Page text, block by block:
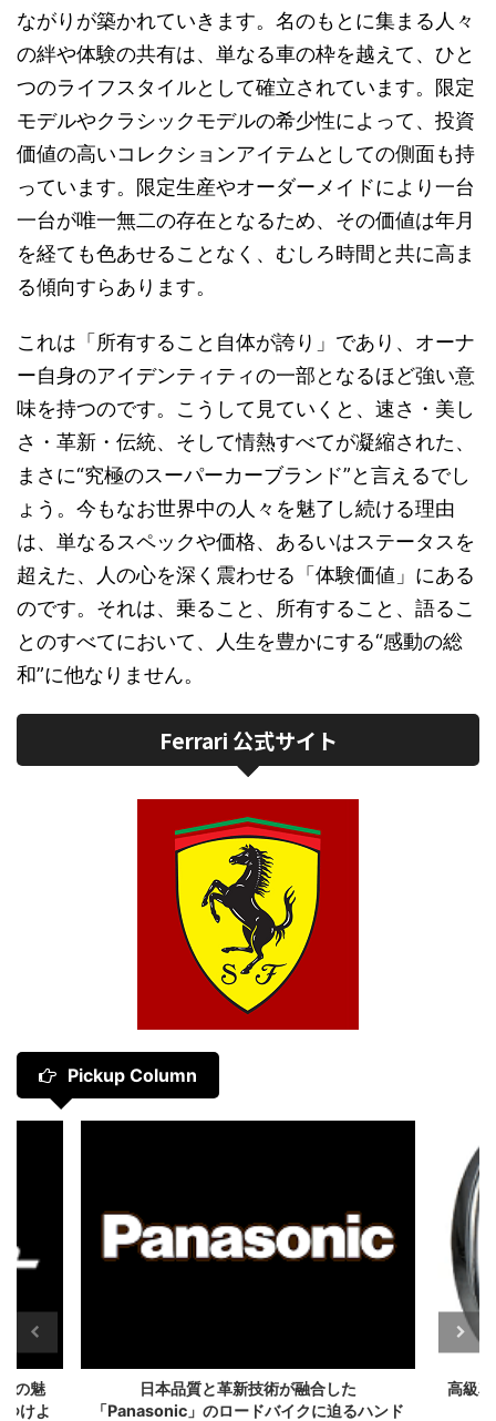
ながりが築かれていきます。名のもとに集まる人々
の絆や体験の共有は、単なる車の枠を越えて、ひと
つのライフスタイルとして確立されています。限定
モデルやクラシックモデルの希少性によって、投資
価値の高いコレクションアイテムとしての側面も持
っています。限定生産やオーダーメイドにより一台
一台が唯一無二の存在となるため、その価値は年月
を経ても色あせることなく、むしろ時間と共に高ま
る傾向すらあります。
これは「所有すること自体が誇り」であり、オーナ
ー自身のアイデンティティの一部となるほど強い意
味を持つのです。こうして見ていくと、速さ・美し
さ・革新・伝統、そして情熱すべてが凝縮された、
まさに“究極のスーパーカーブランド”と言えるでし
ょう。今もなお世界中の人々を魅了し続ける理由
は、単なるスペックや価格、あるいはステータスを
超えた、人の心を深く震わせる「体験価値」にある
のです。それは、乗ること、所有すること、語るこ
とのすべてにおいて、人生を豊かにする“感動の総
和”に他なりません。
Ferrari 公式サイト
Pickup Column
の魅
けよ
日本品質と革新技術が融合した
「Panasonic」のロードバイクに迫るハンド
高級